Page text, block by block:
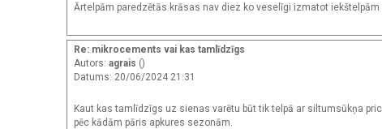
Ārtelpām paredzētās krāsas nav diez ko veselīgi izmatot
Re: mikrocements vai kas tamlīdzīgs
Autors: agrais ()
Datums: 20/06/2024 21:31
Kaut kas tamlīdzīgs uz sienas varētu būt tik telpā ar siltumsūkņa
pēc kādām pāris apkures sezonām.